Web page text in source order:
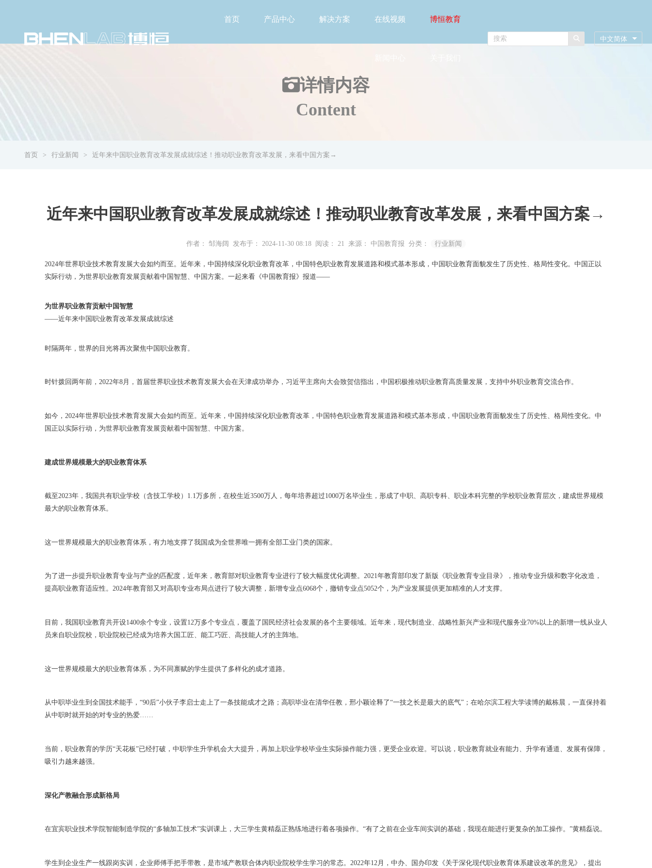
首页 产品中心 解决方案 在线视频 博恒教育
中文简体
详情内容
Content
首页 行业新闻 近年来中国职业教育改革发展成就综述！推动职业教育改革发展，来看中国方案→
近年来中国职业教育改革发展成就综述！推动职业教育改革发展，来看中国方案→
作者： 邹海阔 发布于： 2024-11-30 08:18 阅读： 21 来源： 中国教育报 分类： 行业新闻
2024年世界职业技术教育发展大会如约而至。近年来，中国持续深化职业教育改革，中国特色职业教育发展道路和模式基本形成，中国职业教育面貌发生了历史性、格局性变化。中国正以
实际行动，为世界职业教育发展贡献着中国智慧、中国方案。一起来看《中国教育报》报道——
为世界职业教育贡献中国智慧
——近年来中国职业教育改革发展成就综述
时隔两年，世界的目光将再次聚焦中国职业教育。
时针拨回两年前，2022年8月，首届世界职业技术教育发展大会在天津成功举办，习近平主席向大会致贺信指出，中国积极推动职业教育高质量发展，支持中外职业教育交流合作。
如今，2024年世界职业技术教育发展大会如约而至。近年来，中国持续深化职业教育改革，中国特色职业教育发展道路和模式基本形成，中国职业教育面貌发生了历史性、格局性变化。中
国正以实际行动，为世界职业教育发展贡献着中国智慧、中国方案。
建成世界规模最大的职业教育体系
截至2023年，我国共有职业学校（含技工学校）1.1万多所，在校生近3500万人，每年培养超过1000万名毕业生，形成了中职、高职专科、职业本科完整的学校职业教育层次，建成世界规模
最大的职业教育体系。
这一世界规模最大的职业教育体系，有力地支撑了我国成为全世界唯一拥有全部工业门类的国家。
为了进一步提升职业教育专业与产业的匹配度，近年来，教育部对职业教育专业进行了较大幅度优化调整。2021年教育部印发了新版《职业教育专业目录》，推动专业升级和数字化改造，
提高职业教育适应性。2024年教育部又对高职专业布局点进行了较大调整，新增专业点6068个，撤销专业点5052个，为产业发展提供更加精准的人才支撑。
目前，我国职业教育共开设1400余个专业，设置12万多个专业点，覆盖了国民经济社会发展的各个主要领域。近年来，现代制造业、战略性新兴产业和现代服务业70%以上的新增一线从业人
员来自职业院校，职业院校已经成为培养大国工匠、能工巧匠、高技能人才的主阵地。
这一世界规模最大的职业教育体系，为不同禀赋的学生提供了多样化的成才道路。
从中职毕业生到全国技术能手，“90后”小伙子李启士走上了一条技能成才之路；高职毕业在清华任教，邢小颖诠释了“一技之长是最大的底气”；在哈尔滨工程大学读博的戴栋晨，一直保持着
从中职时就开始的对专业的热爱……
当前，职业教育的学历“天花板”已经打破，中职学生升学机会大大提升，再加上职业学校毕业生实际操作能力强，更受企业欢迎。可以说，职业教育就业有能力、升学有通道、发展有保障，
吸引力越来越强。
深化产教融合形成新格局
在宜宾职业技术学院智能制造学院的“多轴加工技术”实训课上，大三学生黄精磊正熟练地进行着各项操作。“有了之前在企业车间实训的基础，我现在能进行更复杂的加工操作。”黄精磊说。
学生到企业生产一线跟岗实训，企业师傅手把手带教，是市域产教联合体内职业院校学生学习的常态。2022年12月，中办、国办印发《关于深化现代职业教育体系建设改革的意见》，提出